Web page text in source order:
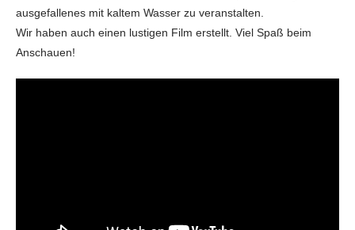
ausgefallenes mit kaltem Wasser zu veranstalten.
Wir haben auch einen lustigen Film erstellt. Viel Spaß beim
Anschauen!